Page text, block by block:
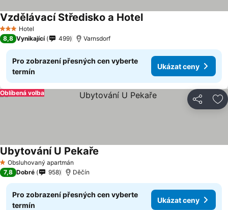
3 Počet hvězdiček
Hotel
Vzdělávací Středisko a HotelUkázat ceny
8,8 Vynikající 499 Varnsdorf
Pro zobrazení přesných cen vyberte
termín
Ukázat ceny
Sdílet
Oblíbená volba
1 Počet hvězdiček
Obsluhovaný apartmán
Ubytování U Pekaře
7,8 Dobré 958 Děčín
Pro zobrazení přesných cen vyberte
termín
Ukázat ceny